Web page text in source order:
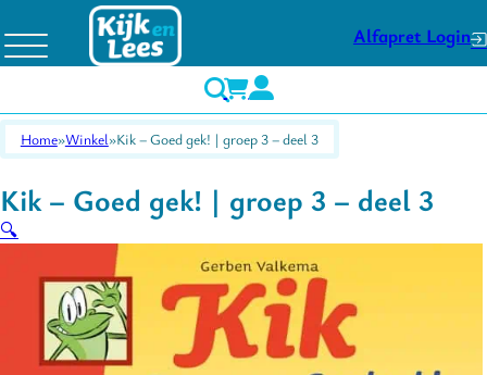
Alfapret Login
Home Winkel Kik – Goed gek! | groep 3 – deel 3
Kik – Goed gek! | groep 3 – deel 3
🔍